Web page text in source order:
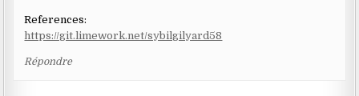
References:
https://git.limework.net/sybilgilyard58
Répondre